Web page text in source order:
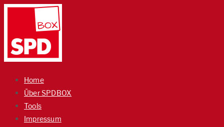
Home
Über SPDBOX
Tools
Impressum